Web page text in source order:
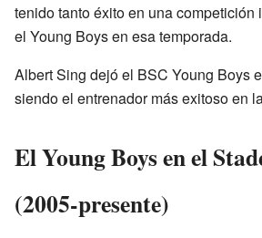
tenido tanto éxito en una competición
el Young Boys en esa temporada.
Albert Sing dejó el BSC Young Boys
siendo el entrenador más exitoso en
El Young Boys en el
(2005-presente)